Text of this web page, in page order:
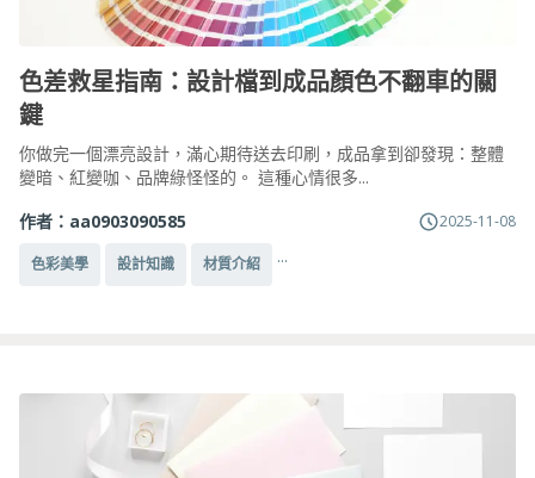
色差救星指南：設計檔到成品顏色不翻車的關
鍵
你做完一個漂亮設計，滿心期待送去印刷，成品拿到卻發現：整體
變暗、紅變咖、品牌綠怪怪的。 這種心情很多...
作者： aa0903090585 2025-11-08
色彩美學 設計知識 材質介紹 ...